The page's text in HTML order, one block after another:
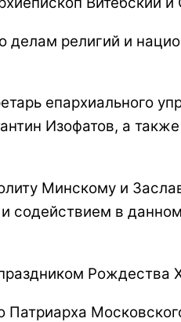
делам религий и
епархиального
Изофатов, а
Минскому и
содействием в
Рождества